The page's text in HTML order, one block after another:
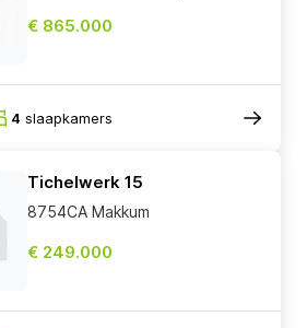
€ 865.000
4 slaapkamers
Tichelwerk 15
8754CA Makkum
€ 249.000